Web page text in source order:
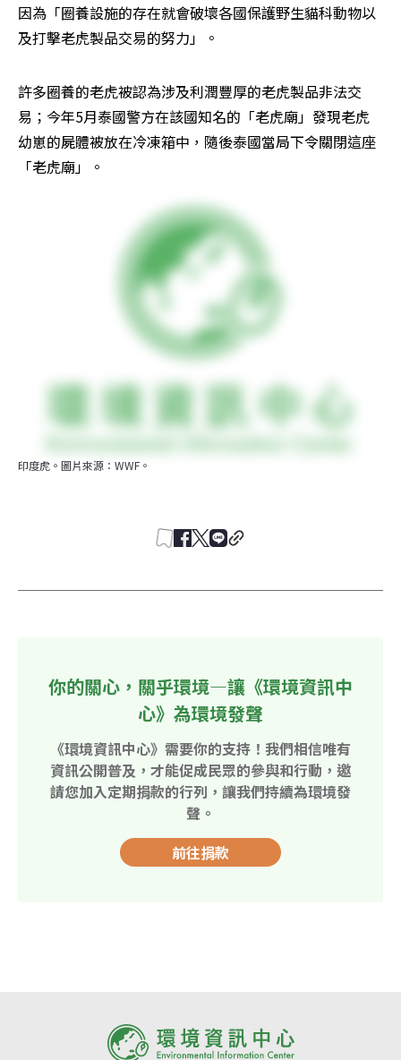
因為「圈養設施的存在就會破壞各國保護野生貓科動物以
及打擊老虎製品交易的努力」。
許多圈養的老虎被認為涉及利潤豐厚的老虎製品非法交
易；今年5月泰國警方在該國知名的「老虎廟」發現老虎
幼崽的屍體被放在冷凍箱中，隨後泰國當局下令關閉這座
「老虎廟」。
印度虎。圖片來源：WWF。
你的關心，關乎環境—讓《環境資訊中
心》為環境發聲
《環境資訊中心》需要你的支持！我們相信唯有
資訊公開普及，才能促成民眾的參與和行動，邀
請您加入定期捐款的行列，讓我們持續為環境發
聲。
前往捐款